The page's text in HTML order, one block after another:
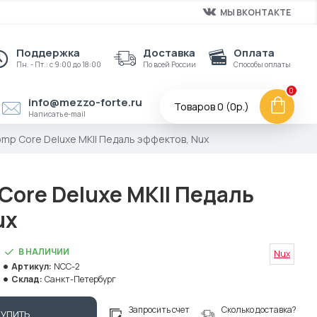
МЫ ВКОНТАКТЕ
Поддержка
Пн. - Пт.: с 9:00 до 18:00
Доставка
По всей России
Оплата
Способы оплаты
info@mezzo-forte.ru
Написать e-mail
Товаров 0 (0р.)
0
Core Deluxe MKII Педаль эффектов, Nux
Deluxe MKII Педаль
В НАЛИЧИИ
Артикул: NCC-2
Склад: Санкт-Петербург
Nux
Запросить счет Сколько доставка?